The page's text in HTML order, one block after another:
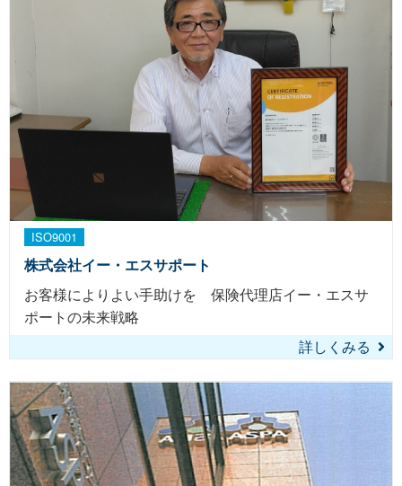
ISO9001
株式会社イー・エスサポート
お客様によりよい手助けを 保険代理店イー・エスサ
ポートの未来戦略
詳しくみる